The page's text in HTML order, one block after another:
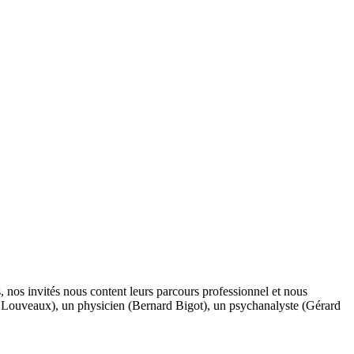
invités nous content leurs parcours professionnel et nous
un physicien (Bernard Bigot), un psychanalyste (Gérard